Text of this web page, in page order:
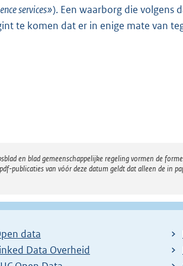
services»). Een waarborg die volgens
te komen dat er in enige mate van
en blad gemeenschappelijke regeling vormen de
publicaties van vóór deze datum geldt dat alleen de in
data
Data Overheid